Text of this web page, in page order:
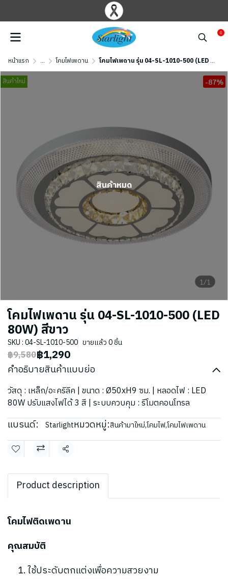
0
หน้าแรก ... โคมไฟเพดาน โคมไฟเพดาน รุ่น 04-SL-1010-500 (LED 80W) สีขาว
1/1
สินค้าใหม่ -87%
สินค้าหมด
โคมไฟเพดาน รุ่น 04-SL-1010-500 (LED
80W) สีขาว
SKU : 04-SL-1010-500 ขายแล้ว 0 ชิ้น
฿9,580฿1,290
คำอธิบายสินค้าแบบย่อ
วัสดุ : เหล็ก/อะคริลิค | ขนาด : Ø50xH9 ซม. | หลอดไฟ : LED
80W ปรับแสงไฟได้ 3 สี | ระบบควบคุม : รีโมตคอนโทรล
แบรนด์: Starlightหมวดหมู่:สินค้ามาใหม่,โคมไฟ,โคมไฟเพดาน
แชร์
Product description
โคมไฟติดเพดาน
คุณสมบัติ
ใช้ประดับตกแต่งเพื่อความสวยงาม